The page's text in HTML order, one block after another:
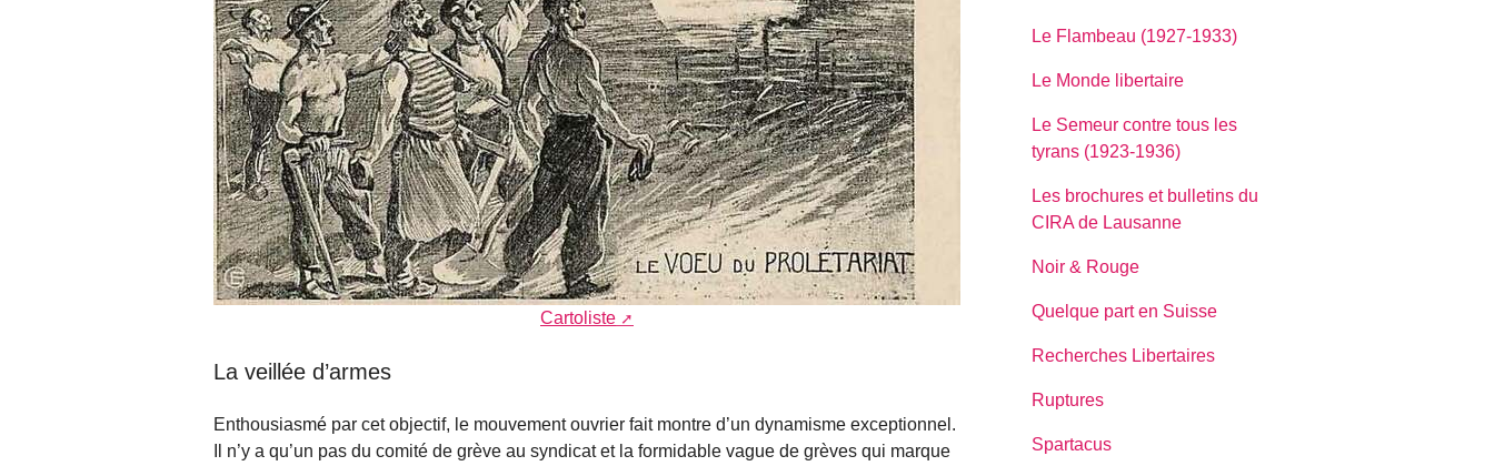
Cartoliste
La veillée d’armes
Enthousiasmé par cet objectif, le mouvement ouvrier fait montre d’un dynamisme exceptionnel.
Il n’y a qu’un pas du comité de grève au syndicat et la for­midable vague de grèves qui marque
Le Flambeau (1927-1933)
Le Monde libertaire
Le Semeur contre tous les
tyrans (1923-1936)
Les brochures et bulletins du
CIRA de Lausanne
Noir & Rouge
Quelque part en Suisse
Recherches Libertaires
Ruptures
Spartacus